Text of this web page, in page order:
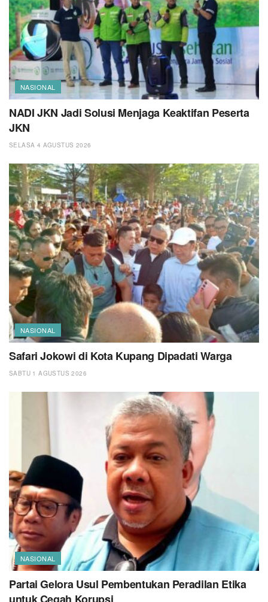
NASIONAL
NADI JKN Jadi Solusi Menjaga Keaktifan Peserta
JKN
SELASA 4 AGUSTUS 2026
NASIONAL
Safari Jokowi di Kota Kupang Dipadati Warga
SABTU 1 AGUSTUS 2026
NASIONAL
Partai Gelora Usul Pembentukan Peradilan Etika